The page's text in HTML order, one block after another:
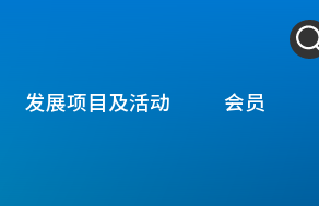
发展项目及活动 会员